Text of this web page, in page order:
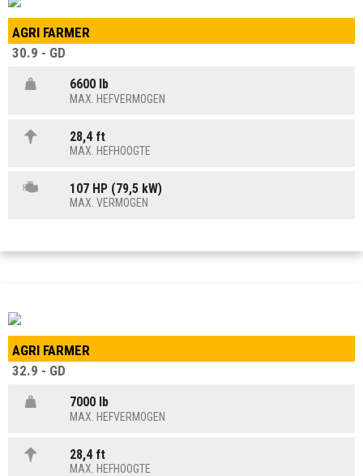
AGRI FARMER
30.9 - GD
6600 lb
MAX. HEFVERMOGEN
28,4 ft
MAX. HEFHOOGTE
107 HP (79,5 kW)
MAX. VERMOGEN
AGRI FARMER
32.9 - GD
7000 lb
MAX. HEFVERMOGEN
28,4 ft
MAX. HEFHOOGTE